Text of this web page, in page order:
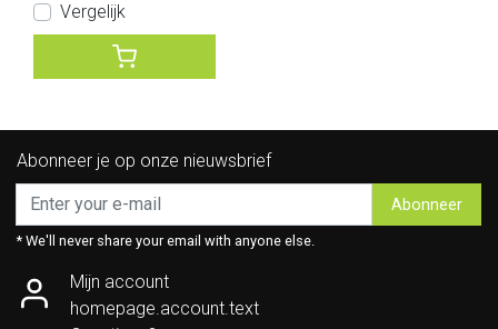
Vergelijk
Abonneer je op onze nieuwsbrief
Abonneer
* We'll never share your email with anyone else.
Mijn account
homepage.account.text